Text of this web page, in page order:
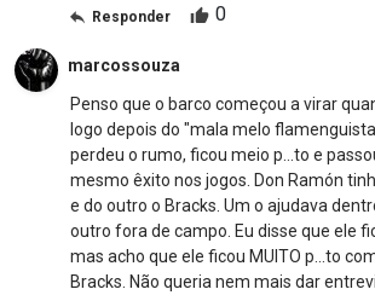
Responder 0
marcossouza
Penso que o barco começou a virar
logo depois do "mala melo
perdeu o rumo, ficou meio p...to e
mesmo êxito nos jogos. Don Ramón
e do outro o Bracks. Um o ajudava
outro fora de campo. Eu disse que ele
mas acho que ele ficou MUITO p...to
Bracks. Não queria nem mais dar